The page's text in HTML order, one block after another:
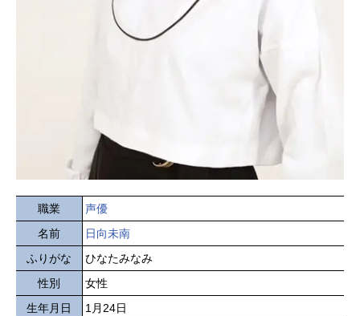
職業
声優
名前
日向未南
ふりがな
ひなたみなみ
性別
女性
生年月日
1月24日